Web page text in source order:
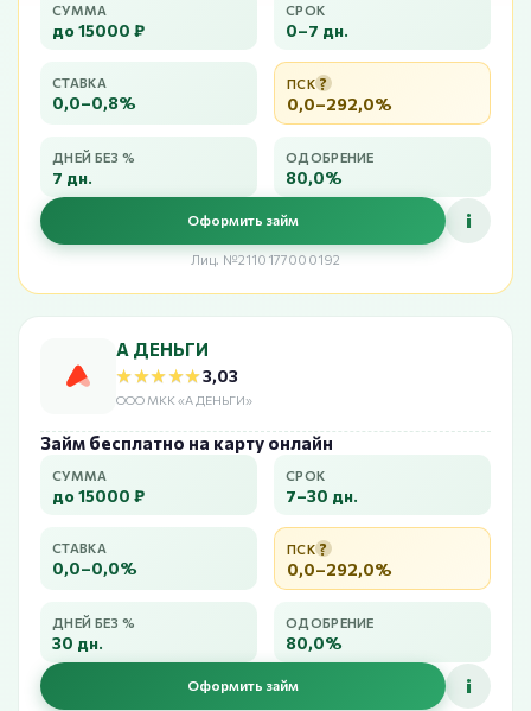
СУММА
до 15000 ₽
СРОК
0–7 дн.
СТАВКА
0,0–0,8%
ПСК ?
0,0–292,0%
ДНЕЙ БЕЗ %
7 дн.
ОДОБРЕНИЕ
80,0%
Оформить займ i
Лиц. №2110177000192
А ДЕНЬГИ
★★★★★
★★★★★3,03
ООО МКК «А ДЕНЬГИ»
Займ бесплатно на карту онлайн
СУММА
до 15000 ₽
СРОК
7–30 дн.
СТАВКА
0,0–0,0%
ПСК ?
0,0–292,0%
ДНЕЙ БЕЗ %
30 дн.
ОДОБРЕНИЕ
80,0%
Оформить займ i